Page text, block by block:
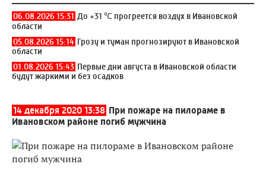
06.08.2026 15:31 До +31 ℃ прогреется воздух в Ивановской
области
05.08.2026 15:14 Грозу и туман прогнозируют в Ивановской
области
01.08.2026 15:43 Первые дни августа в Ивановской области
будут жаркими и без осадков
14 декабря 2020 13:38 При пожаре на пилораме в
Ивановском районе погиб мужчина